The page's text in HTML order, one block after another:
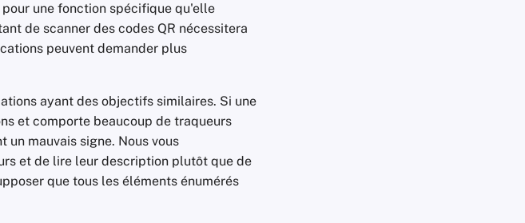
une fonction spécifique qu'elle
de scanner des codes QR nécessitera
peuvent demander plus
ayant des objectifs similaires. Si une
et comporte beaucoup de traqueurs
mauvais signe. Nous vous
et de lire leur description plutôt que de
que tous les éléments énumérés